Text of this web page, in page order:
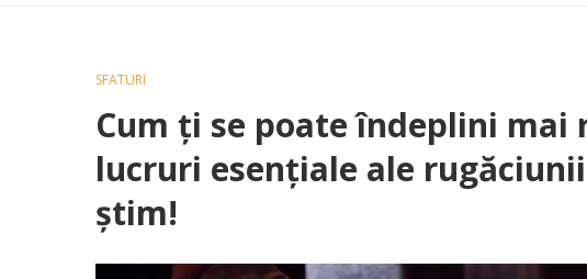
SFATURI
Cum ți se poate îndeplini mai
lucruri esențiale ale
știm!